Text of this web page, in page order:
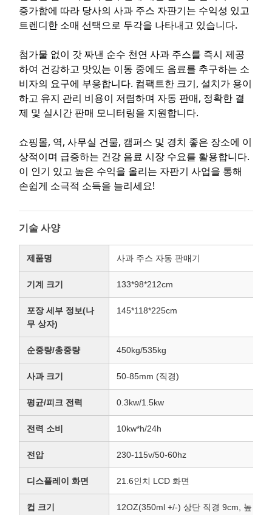
증가함에 따라 당사의 사과 주스 자판기는 수익성 있고
트렌디한 소매 선택으로 두각을 나타내고 있습니다.
첨가물 없이 갓 짜낸 순수 천연 사과 주스를 즉시 제공
하여 건강하고 맛있는 이동 중에도 음료를 추구하는 소
비자의 요구에 부응합니다. 컴팩트한 크기, 설치가 용이
하고 유지 관리 비용이 저렴하며 자동 판매, 정확한 결
제 및 실시간 판매 모니터링을 지원합니다.
쇼핑몰, 역, 사무실 건물, 캠퍼스 및 경치 좋은 장소에 이
상적이며 급증하는 건강 음료 시장 수요를 활용합니다.
이 인기 있고 높은 수익을 올리는 자판기 사업을 통해
손쉽게 소극적 소득을 늘리세요!
기술 사양
제품명 사과 주스 자동 판매기
기계 크기 133*98*212cm
포장 세부 정보(나
무 상자)
145*118*225cm
순중량/총중량 450kg/535kg
사과 크기 50-85mm (직경)
평균/피크 전력 0.3kw/1.5kw
전력 소비 10kw*h/24h
전압 230-115v/50-60hz
디스플레이 화면 21.6인치 LCD 화면
컵 크기
12OZ(350ml +/-) 상단 직경 9cm, 높